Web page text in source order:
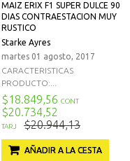
MAIZ ERIX F1 SUPER DULCE 90
DIAS CONTRAESTACION MUY
RUSTICO
Starke Ayres
martes 01 agosto, 2017
CARACTERISTICAS
PRODUCTO:...
$18.849,56 CONT
$20.734,52
TARJ $20.944,13
AÑADIR A LA CESTA